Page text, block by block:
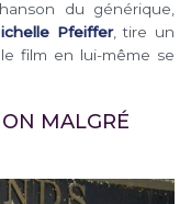
du générique,
Pfeiffer, tire un
film en lui-même se
MALGRÉ